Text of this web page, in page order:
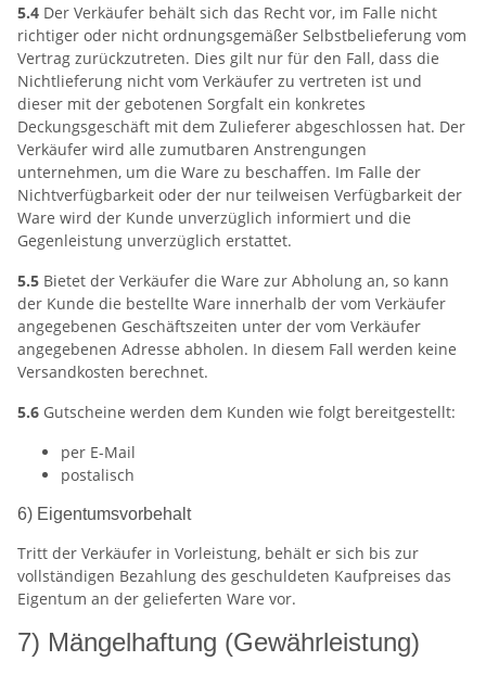
5.4 Der Verkäufer behält sich das Recht vor, im Falle nicht
richtiger oder nicht ordnungsgemäßer Selbstbelieferung vom
Vertrag zurückzutreten. Dies gilt nur für den Fall, dass die
Nichtlieferung nicht vom Verkäufer zu vertreten ist und
dieser mit der gebotenen Sorgfalt ein konkretes
Deckungsgeschäft mit dem Zulieferer abgeschlossen hat. Der
Verkäufer wird alle zumutbaren Anstrengungen
unternehmen, um die Ware zu beschaffen. Im Falle der
Nichtverfügbarkeit oder der nur teilweisen Verfügbarkeit der
Ware wird der Kunde unverzüglich informiert und die
Gegenleistung unverzüglich erstattet.
5.5 Bietet der Verkäufer die Ware zur Abholung an, so kann
der Kunde die bestellte Ware innerhalb der vom Verkäufer
angegebenen Geschäftszeiten unter der vom Verkäufer
angegebenen Adresse abholen. In diesem Fall werden keine
Versandkosten berechnet.
5.6 Gutscheine werden dem Kunden wie folgt bereitgestellt:
per E-Mail
postalisch
6) Eigentumsvorbehalt
Tritt der Verkäufer in Vorleistung, behält er sich bis zur
vollständigen Bezahlung des geschuldeten Kaufpreises das
Eigentum an der gelieferten Ware vor.
7) Mängelhaftung (Gewährleistung)